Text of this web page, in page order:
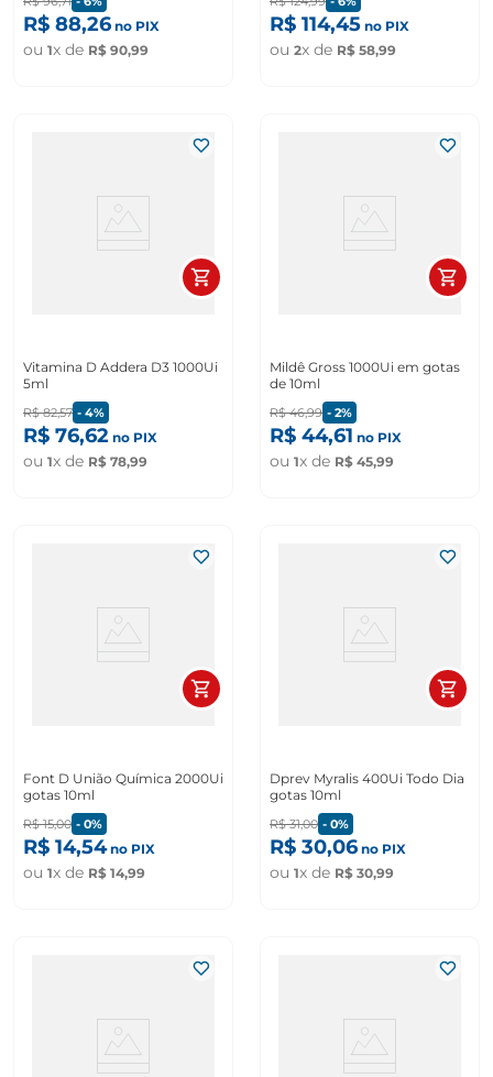
R$ 88,26 no PIX
ou 1x de R$ 90,99
R$ 114,45 no PIX
ou 2x de R$ 58,99
Vitamina D Addera D3 1000Ui
5ml
R$ 82,57 - 4%
R$ 76,62 no PIX
ou 1x de R$ 78,99
Mildê Gross 1000Ui em gotas
de 10ml
R$ 46,99 - 2%
R$ 44,61 no PIX
ou 1x de R$ 45,99
Font D União Química 2000Ui
gotas 10ml
R$ 15,00 - 0%
R$ 14,54no PIX
ou 1x de R$ 14,99
Dprev Myralis 400Ui Todo Dia
gotas 10ml
R$ 31,00 - 0%
R$ 30,06 no PIX
ou 1x de R$ 30,99